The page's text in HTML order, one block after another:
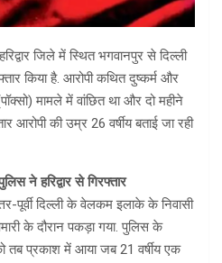
जिले में स्थित भगवानपुर से दिल्ली
किया है. आरोपी कथित दुष्कर्म और
मामले में वांछित था और दो महीने
आरोपी की उम्र 26 वर्षीय बताई जा रही
ने हरिद्वार से गिरफ्तार
पूर्वी दिल्ली के वेलकम इलाके के निवासी
के दौरान पकड़ा गया. पुलिस के
तब प्रकाश में आया जब 21 वर्षीय एक